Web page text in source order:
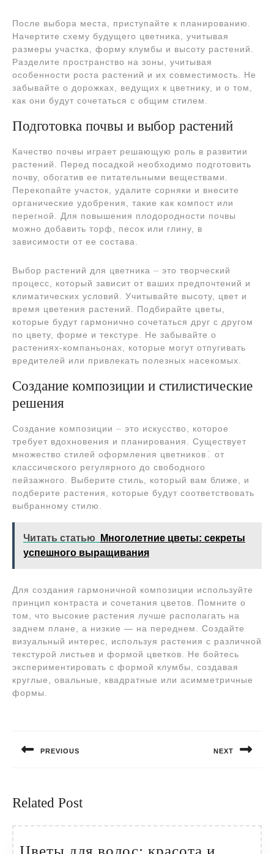
После выбора места, приступайте к планированию.
Начертите схему будущего цветника, учитывая
размеры участка, форму клумбы и высоту растений.
Разделите пространство на зоны, учитывая
особенности роста растений и их совместимость. Не
забывайте о дорожках, ведущих к цветнику, и о том,
как они будут сочетаться с общим стилем.
Подготовка почвы и выбор растений
Качество почвы играет решающую роль в развитии
растений. Перед посадкой необходимо подготовить
почву, обогатив ее питательными веществами.
Перекопайте участок, удалите сорняки и внесите
органические удобрения, такие как компост или
перегной. Для повышения плодородности почвы
можно добавить торф, песок или глину, в
зависимости от ее состава.
Выбор растений для цветника ⏤ это творческий
процесс, который зависит от ваших предпочтений и
климатических условий. Учитывайте высоту, цвет и
время цветения растений. Подбирайте цветы,
которые будут гармонично сочетаться друг с другом
по цвету, форме и текстуре. Не забывайте о
растениях-компаньонах, которые могут отпугивать
вредителей или привлекать полезных насекомых.
Создание композиции и стилистические
решения
Создание композиции ⏤ это искусство, которое
требует вдохновения и планирования. Существует
множество стилей оформления цветников⁚ от
классического регулярного до свободного
пейзажного. Выберите стиль, который вам ближе, и
подберите растения, которые будут соответствовать
выбранному стилю.
Читать статью
Многолетние цветы: секреты
успешного выращивания
Для создания гармоничной композиции используйте
принцип контраста и сочетания цветов. Помните о
том, что высокие растения лучше располагать на
заднем плане, а низкие ― на переднем. Создайте
визуальный интерес, используя растения с различной
текстурой листьев и формой цветков. Не бойтесь
экспериментировать с формой клумбы, создавая
круглые, овальные, квадратные или асимметричные
формы.
записям
PREVIOUS NEXT
Related Post
Цветы для волос: красота и